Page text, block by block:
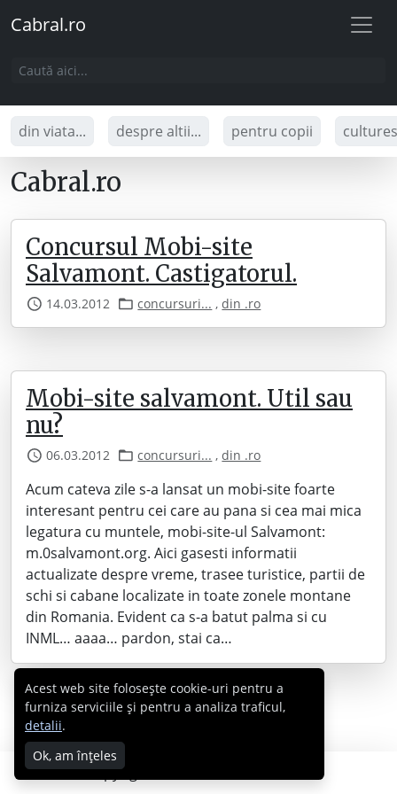
Cabral.ro
din viata... despre altii... pentru copii
Cabral.ro
Concursul Mobi-site
Salvamont. Castigatorul.
14.03.2012 concursuri... ,din .ro
Mobi-site salvamont. Util sau
nu?
06.03.2012 concursuri... ,din .ro
Acum cateva zile s-a lansat un mobi-site foarte
interesant pentru cei care au pana si cea mai mica
legatura cu muntele, mobi-site-ul Salvamont:
m.0salvamont.org. Aici gasesti informatii
actualizate despre vreme, trasee turistice, partii de
schi si cabane localizate in toate zonele montane
din Romania. Evident ca s-a batut palma si cu
INML… aaaa… pardon, stai ca…
Copyright © 2007 - 2026 Cabral.ro
Acest web site folosește cookie-uri pentru a
furniza serviciile și pentru a analiza traficul,
detalii.
Ok, am înțeles